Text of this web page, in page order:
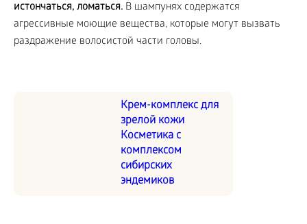
истончаться, ломаться. В шампунях содержатся
агрессивные моющие вещества, которые могут вызвать
раздражение волосистой части головы.
Крем-комплекс для
зрелой кожи
Косметика с
комплексом
сибирских
эндемиков